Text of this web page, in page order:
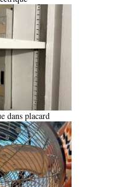
dans placard